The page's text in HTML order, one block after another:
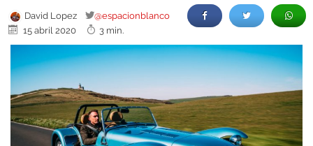
David Lopez
@espacionblanco
15 abril 2020
3 min.